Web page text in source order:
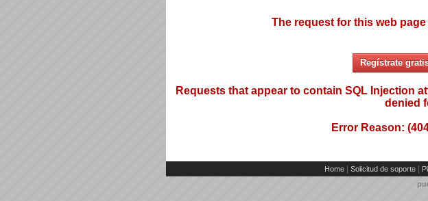
The request for this web
Regístrate
Requests that appear to contain SQL Injection
denied
Error Reason:
Home Solicitud de soporte